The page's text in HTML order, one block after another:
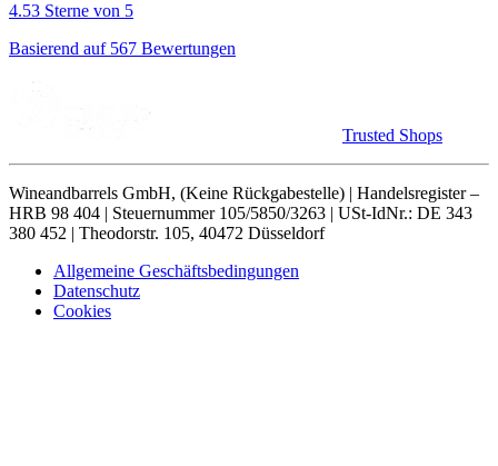
4.53 Sterne von 5
Basierend auf 567 Bewertungen
Trusted Shops
Wineandbarrels GmbH, (Keine Rückgabestelle) | Handelsregister –
HRB 98 404 | Steuernummer 105/5850/3263 | USt-IdNr.: DE 343
380 452 | Theodorstr. 105, 40472 Düsseldorf
Allgemeine Geschäftsbedingungen
Datenschutz
Cookies